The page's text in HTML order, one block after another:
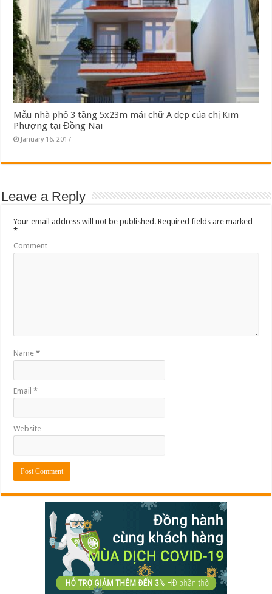
Mẫu nhà phố 3 tầng 5x23m mái chữ A đẹp của chị Kim
Phượng tại Đồng Nai
January 16, 2017
Leave a Reply
Your email address will not be published. Required fields are marked
*
Comment
Name*
Email*
Website